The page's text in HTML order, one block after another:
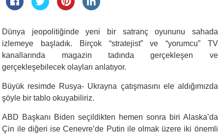
Dünya jeopolitiğinde yeni bir satranç oyununu sahada
izlemeye başladık. Birçok “stratejist” ve “yorumcu” TV
kanallarında magazin tadında gerçekleşen ve
gerçekleşebilecek olayları anlatıyor.
Büyük resimde Rusya- Ukrayna çatışmasını ele aldığımızda
şöyle bir tablo okuyabiliriz.
ABD Başkanı Biden seçildikten hemen sonra biri Alaska’da
Çin ile diğeri ise Cenevre’de Putin ile olmak üzere iki önemli